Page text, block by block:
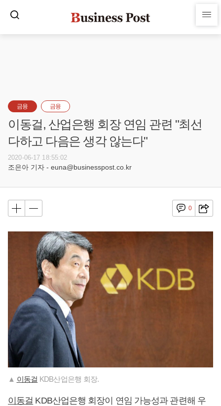
금융 금융
이동걸, 산업은행 회장 연임 관련 "최선
다하고 다음은 생각 않는다"
2020-06-17 18:55:02
조은아 기자 - euna@businesspost.co.kr
0
▲ 이동걸 KDB산업은행 회장.
이동걸 KDB산업은행 회장이 연임 가능성과 관련해 우